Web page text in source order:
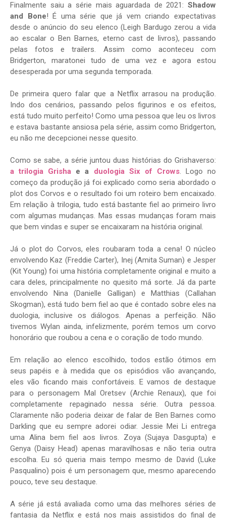
Finalmente saiu a série mais aguardada de 2021: Shadow
and Bone! É uma série que já vem criando expectativas
desde o anúncio do seu elenco (Leigh Bardugo zerou a vida
ao escalar o Ben Barnes, eterno cast de livros), passando
pelas fotos e trailers. Assim como aconteceu com
Bridgerton, maratonei tudo de uma vez e agora estou
desesperada por uma segunda temporada.
De primeira quero falar que a Netflix arrasou na produção.
Indo dos cenários, passando pelos figurinos e os efeitos,
está tudo muito perfeito! Como uma pessoa que leu os livros
e estava bastante ansiosa pela série, assim como Bridgerton,
eu não me decepcionei nesse quesito.
Como se sabe, a série juntou duas histórias do Grishaverso:
a trilogia Grisha e a duologia Six of Crows. Logo no
começo da produção já foi explicado como seria abordado o
plot dos Corvos e o resultado foi um roteiro bem encaixado.
Em relação à trilogia, tudo está bastante fiel ao primeiro livro
com algumas mudanças. Mas essas mudanças foram mais
que bem vindas e super se encaixaram na história original.
Já o plot do Corvos, eles roubaram toda a cena! O núcleo
envolvendo Kaz (Freddie Carter), Inej (Amita Suman) e Jesper
(Kit Young) foi uma história completamente original e muito a
cara deles, principalmente no quesito má sorte. Já da parte
envolvendo Nina (Danielle Galligan) e Matthias (Callahan
Skogman), está tudo bem fiel ao que é contado sobre eles na
duologia, inclusive os diálogos. Apenas a perfeição. Não
tivemos Wylan ainda, infelizmente, porém temos um corvo
honorário que roubou a cena e o coração de todo mundo.
Em relação ao elenco escolhido, todos estão ótimos em
seus papéis e à medida que os episódios vão avançando,
eles vão ficando mais confortáveis. E vamos de destaque
para o personagem Mal Oretsev (Archie Renaux), que foi
completamente repaginado nessa série. Outra pessoa.
Claramente não poderia deixar de falar de Ben Barnes como
Darkling que eu sempre adorei odiar. Jessie Mei Li entrega
uma Alina bem fiel aos livros. Zoya (Sujaya Dasgupta) e
Genya (Daisy Head) apenas maravilhosas e não teria outra
escolha. Eu só queria mais tempo mesmo de David (Luke
Pasqualino) pois é um personagem que, mesmo aparecendo
pouco, teve seu destaque.
A série já está avaliada como uma das melhores séries de
fantasia da Netflix e está nos mais assistidos do final de